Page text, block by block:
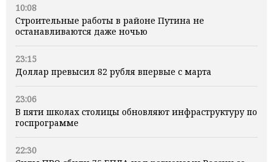
10:08
Строительные работы в районе Путина не
останавливаются даже ночью
23:15
Доллар превысил 82 рубля впервые с марта
23:06
В пяти школах столицы обновляют инфраструктуру по
госпрограмме
22:30